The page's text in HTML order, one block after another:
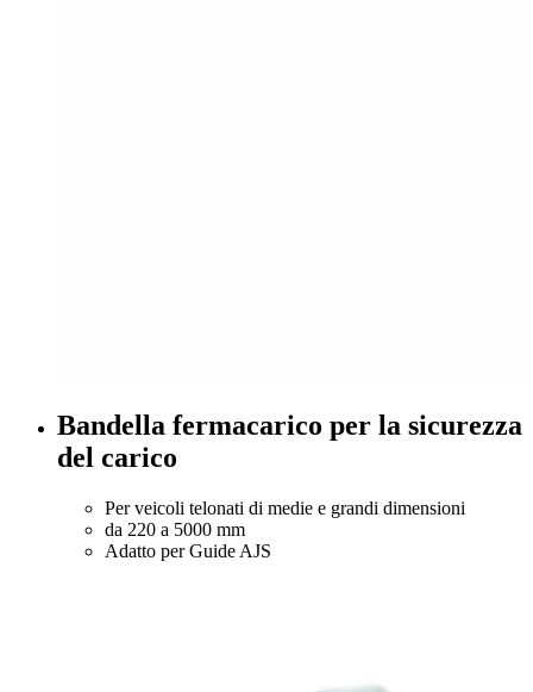
Bandella fermacarico per la sicurezza
del carico
Per veicoli telonati di medie e grandi dimensioni
da 220 a 5000 mm
Adatto per Guide AJS